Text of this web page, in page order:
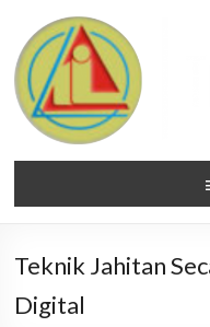
Teknik Jahitan
Digital